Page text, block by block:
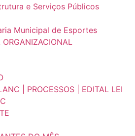
e Serviços Públicos
Municipal de Esportes
ORGANIZACIONAL
| PROCESSOS | EDITAL LEI